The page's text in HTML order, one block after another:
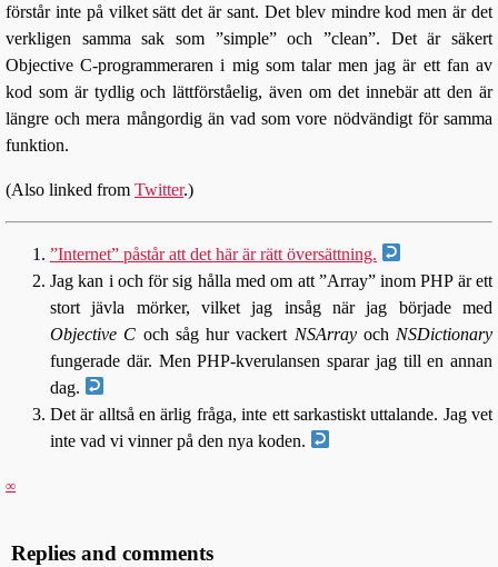
förstår inte på vilket sätt det är sant. Det blev mindre kod men är det
verkligen samma sak som ”simple” och ”clean”. Det är säkert
Objective C-programmeraren i mig som talar men jag är ett fan av
kod som är tydlig och lättförståelig, även om det innebär att den är
längre och mera mångordig än vad som vore nödvändigt för samma
funktion.
(Also linked from Twitter.)
”Internet” påstår att det här är rätt översättning.
Jag kan i och för sig hålla med om att ”Array” inom PHP är ett
stort jävla mörker, vilket jag insåg när jag började med
Objective C och såg hur vackert NSArrayoch NSDictionary
fungerade där. Men PHP-kverulansen sparar jag till en annan
dag.
Det är alltså en ärlig fråga, inte ett sarkastiskt uttalande. Jag vet
inte vad vi vinner på den nya koden.
∞
Replies and comments